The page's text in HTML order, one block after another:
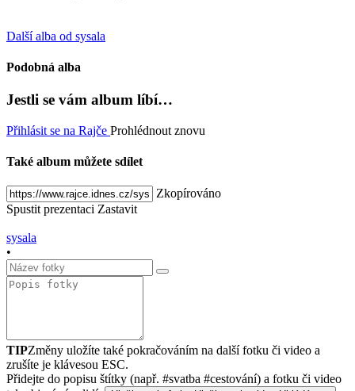
Další alba od sysala
Podobná alba
Jestli se vám album líbí…
Přihlásit se na Rajče Prohlédnout znovu
Také album můžete sdílet
Zkopírováno
Spustit prezentaci Zastavit
sysala
•
TIPZměny uložíte také pokračováním na další fotku či video a
zrušíte je klávesou ESC.
Přidejte do popisu štítky (např. #svatba #cestování) a fotku či video